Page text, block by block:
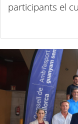
participants el